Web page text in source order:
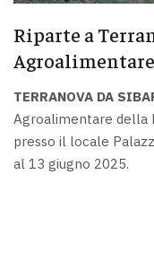
Riparte a
Agroalimentare
TERRANOVA DA
Agroalimentare della
presso il locale
al 13 giugno 2025.